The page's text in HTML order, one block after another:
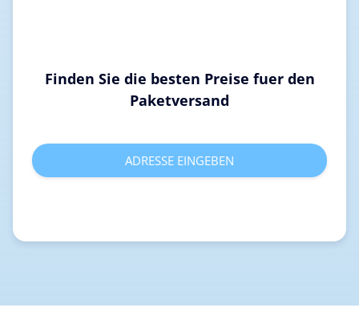
Finden Sie die besten Preise fuer den
Paketversand
ADRESSE EINGEBEN